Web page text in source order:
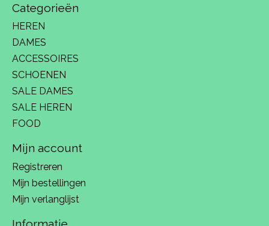
Categorieën
HEREN
DAMES
ACCESSOIRES
SCHOENEN
SALE DAMES
SALE HEREN
FOOD
Mijn account
Registreren
Mijn bestellingen
Mijn verlanglijst